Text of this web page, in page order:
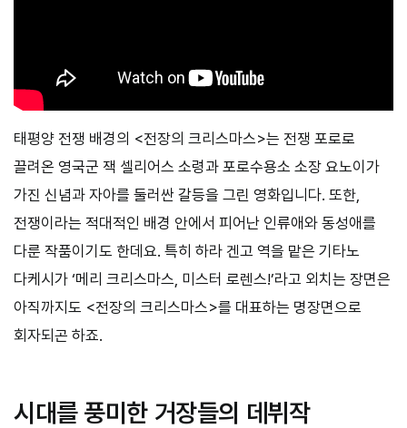
태평양 전쟁 배경의 <전장의 크리스마스>는 전쟁 포로로
끌려온 영국군 잭 셀리어스 소령과 포로수용소 소장 요노이가
가진 신념과 자아를 둘러싼 갈등을 그린 영화입니다. 또한,
전쟁이라는 적대적인 배경 안에서 피어난 인류애와 동성애를
다룬 작품이기도 한데요. 특히 하라 겐고 역을 맡은 기타노
다케시가 ‘메리 크리스마스, 미스터 로렌스!’라고 외치는 장면은
아직까지도 <전장의 크리스마스>를 대표하는 명장면으로
회자되곤 하죠.
시대를 풍미한 거장들의 데뷔작